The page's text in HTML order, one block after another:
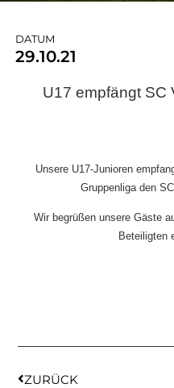
DATUM
29.10.21
U17 empfängt SC
Unsere U17-Junioren
Gruppenliga den
Wir begrüßen unsere Gäste
Beteiligten
ZURÜCK